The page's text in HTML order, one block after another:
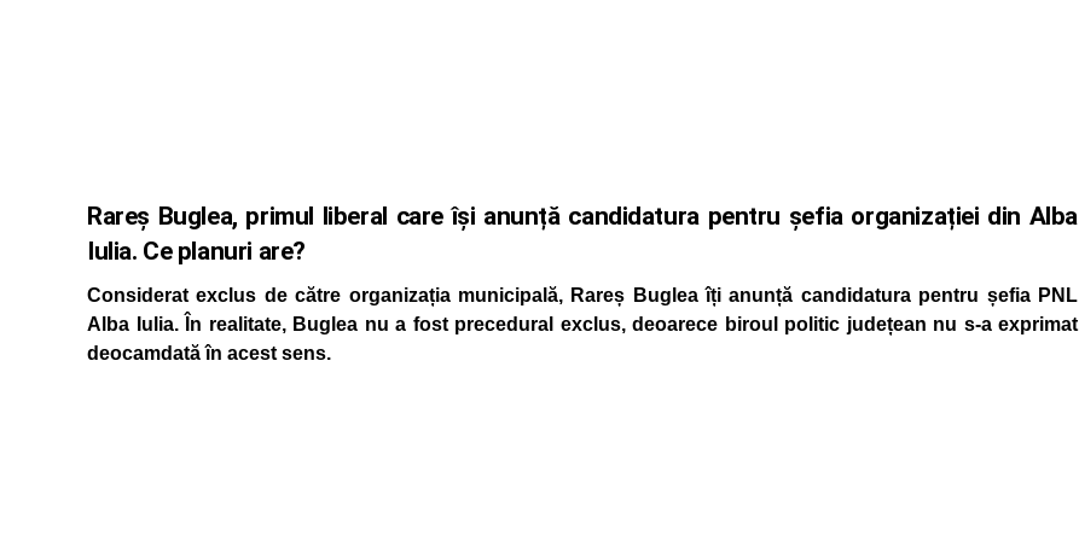
Rareș Buglea, primul liberal care își anunță candidatura pentru șefia organizației din Alba
Iulia. Ce planuri are?
Considerat exclus de către organizația municipală, Rareș Buglea îți anunță candidatura pentru șefia PNL
Alba Iulia. În realitate, Buglea nu a fost precedural exclus, deoarece biroul politic județean nu s-a exprimat
deocamdată în acest sens.